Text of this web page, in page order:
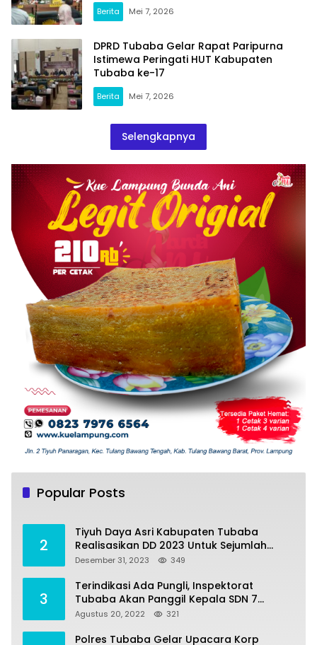
Berita Mei 7, 2026
DPRD Tubaba Gelar Rapat Paripurna
Istimewa Peringati HUT Kabupaten
Tubaba ke-17
Berita Mei 7, 2026
Selengkapnya
Popular Posts
Pembangunan
Juli 4, 2022
2
Tiyuh Daya Asri Kabupaten Tubaba
Realisasikan DD 2023 Untuk Sejumlah
Program Pembangunan
Desember 31, 2023 349
3
Terindikasi Ada Pungli, Inspektorat
Tubaba Akan Panggil Kepala SDN 7
Penumangan Baru
Agustus 20, 2022 321
Polres Tubaba Gelar Upacara Korp